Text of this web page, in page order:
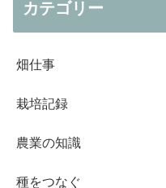
カテゴリー
畑仕事
栽培記録
農業の知識
種をつなぐ